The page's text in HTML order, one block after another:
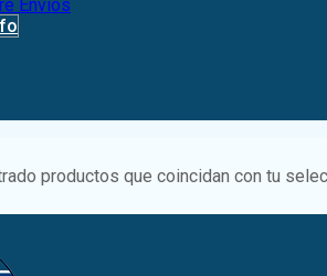
Envíos
productos que coincidan con tu